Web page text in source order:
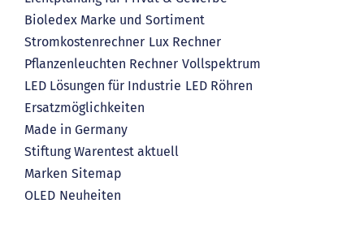
Bioledex Marke und Sortiment
Stromkostenrechner Lux Rechner
Pflanzenleuchten Rechner Vollspektrum
LED Lösungen für Industrie LED Röhren
Ersatzmöglichkeiten
Made in Germany
Stiftung Warentest aktuell
Marken Sitemap
OLED Neuheiten